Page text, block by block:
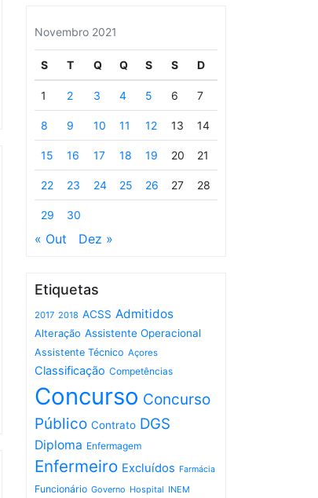
Novembro 2021
S T Q Q S S D
1 2 3 4 5 6 7
8 9 10 11 12 13 14
15 16 17 18 19 20 21
22 23 24 25 26 27 28
29 30
« Out Dez »
Etiquetas
2017 2018 ACSS Admitidos
Alteração Assistente Operacional
Assistente Técnico Açores
Classificação Competências
Concurso Concurso
Público Contrato DGS
Diploma Enfermagem
Enfermeiro Excluídos Farmácia
Funcionário Governo Hospital INEM